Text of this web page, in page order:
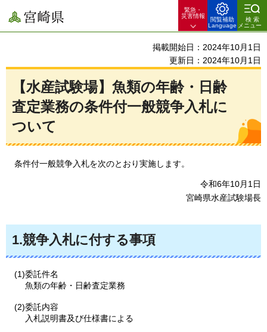
宮崎県
緊急・
災害情報
閲覧補助
Language
検索
メニュー
掲載開始日：2024年10月1日
更新日：2024年10月1日
【水産試験場】魚類の年齢・日齢
査定業務の条件付一般競争入札に
ついて
条件付一般競争入札を次のとおり実施します。
令和6年10月1日
宮崎県水産試験場長
1.競争入札に付する事項
(1)委託件名
魚類の年齢・日齢査定業務
(2)委託内容
入札説明書及び仕様書による